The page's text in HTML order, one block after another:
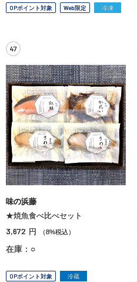
OPポイント対象 Web限定 冷凍
47
味の浜藤
★焼魚食べ比べセット
3,672 円 （8%税込）
在庫：○
OPポイント対象 冷蔵